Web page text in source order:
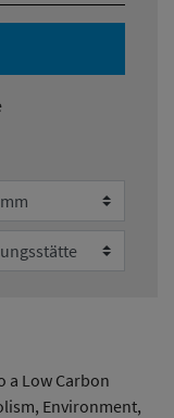
a Low Carbon
Environment,